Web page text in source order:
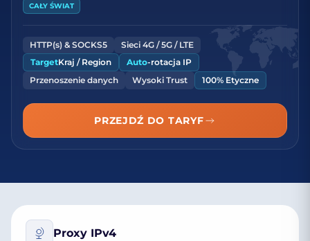
CAŁY ŚWIAT
HTTP(s) & SOCKS5
Sieci 4G / 5G / LTE
TargetKraj / Region Auto-rotacja IP
Przenoszenie danych
Wysoki Trust 100% Etyczne
PRZEJDŹ DO TARYF
Proxy IPv4